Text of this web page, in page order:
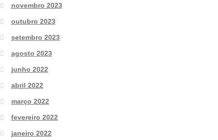
novembro 2023
outubro 2023
setembro 2023
agosto 2023
junho 2022
abril 2022
março 2022
fevereiro 2022
janeiro 2022